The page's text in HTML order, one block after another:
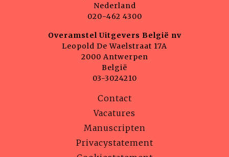
Nederland
020-462 4300
Overamstel Uitgevers België nv
Leopold De Waelstraat 17A
2000 Antwerpen
België
03-3024210
Contact
Vacatures
Manuscripten
Privacystatement